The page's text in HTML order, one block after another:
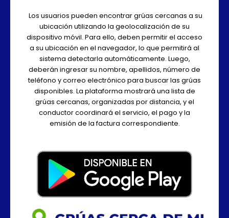
Los usuarios pueden encontrar grúas cercanas a su
ubicación utilizando la geolocalización de su
dispositivo móvil. Para ello, deben permitir el acceso
a su ubicación en el navegador, lo que permitirá al
sistema detectarla automáticamente. Luego,
deberán ingresar su nombre, apellidos, número de
teléfono y correo electrónico para buscar las grúas
disponibles. La plataforma mostrará una lista de
grúas cercanas, organizadas por distancia, y el
conductor coordinará el servicio, el pago y la
emisión de la factura correspondiente.